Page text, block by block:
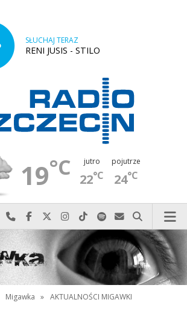
SŁUCHAJ TERAZ
RENI JUSIS - STILO
19°C jutro
22°C
pojutrze
24°C
Najlepiej po prostu do nas zadzwoń
Odwiedź nas na Facebook-u
Odwiedź nas na X
Odwiedź nas na Instagram-ie
Odwiedź nas na TikTok-u
Szukaj nas na Spotify
Wyślij do nas
Szukaj
Migawka » AKTUALNOŚCI MIGAWKI